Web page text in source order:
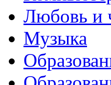
Любовь и
Музыка